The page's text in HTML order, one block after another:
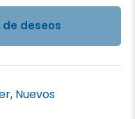
deseos
, Nuevos